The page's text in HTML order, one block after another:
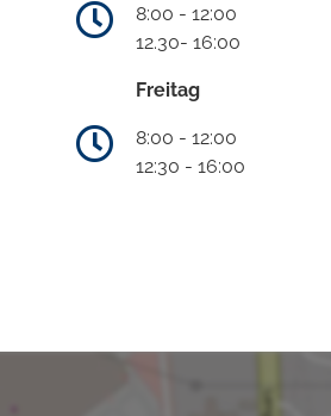
8:00 - 12:00
12.30- 16:00
Freitag
8:00 - 12:00
12:30 - 16:00